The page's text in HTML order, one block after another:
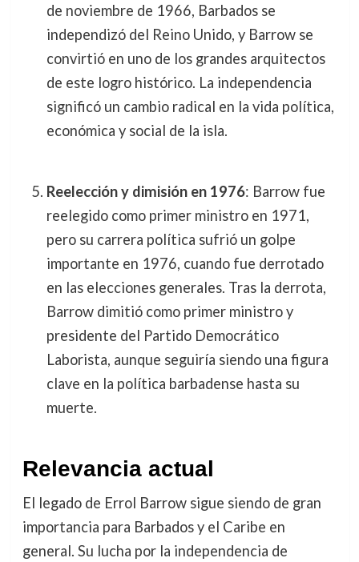
de noviembre de 1966, Barbados se
independizó del Reino Unido, y Barrow se
convirtió en uno de los grandes arquitectos
de este logro histórico. La independencia
significó un cambio radical en la vida política,
económica y social de la isla.
Reelección y dimisión en 1976: Barrow fue
reelegido como primer ministro en 1971,
pero su carrera política sufrió un golpe
importante en 1976, cuando fue derrotado
en las elecciones generales. Tras la derrota,
Barrow dimitió como primer ministro y
presidente del Partido Democrático
Laborista, aunque seguiría siendo una figura
clave en la política barbadense hasta su
muerte.
Relevancia actual
El legado de Errol Barrow sigue siendo de gran
importancia para Barbados y el Caribe en
general. Su lucha por la independencia de